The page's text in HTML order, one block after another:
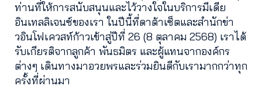
ท่านที่ให้การสนับสนุนและไว้วางใจในบริการมีเดีย
อินเทลลิเจนซ์ของเรา ในปีนี้ที่ดาต้าเซ็ตและสำนักข่า
วอินโฟเควสท์ก้าวเข้าสู่ปีที่ 26 (8 ตุลาคม 2568) เราได้
รับเกียรติจากลูกค้า พันธมิตร และผู้แทนจากองค์กร
ต่างๆ เดินทางมาอวยพรและร่วมยินดีกับเรามากกว่าทุก
ครั้งที่ผ่านมา